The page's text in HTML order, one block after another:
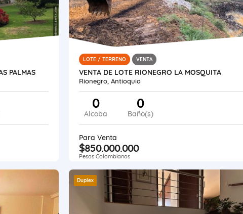
PALMAS
LOTE / TERRENO VENTA
VENTA DE LOTE RIONEGRO LA MOSQUITA
Rionegro, Antioquia
0
Alcoba
0
Baño(s)
Para Venta
$850.000.000
Pesos Colombianos
Duplex